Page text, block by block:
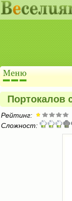
Портокалов
Рейтинг:
Сложност: